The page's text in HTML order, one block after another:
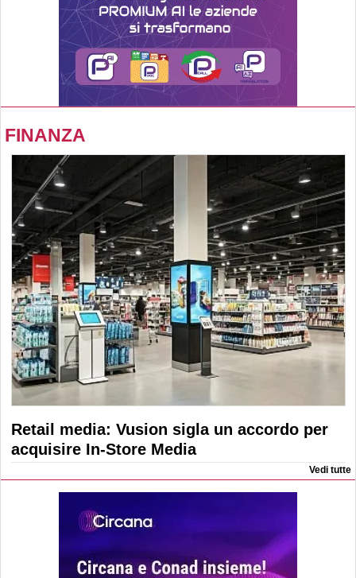
FINANZA
Retail media: Vusion sigla un accordo per
acquisire In-Store Media
Vedi tutte